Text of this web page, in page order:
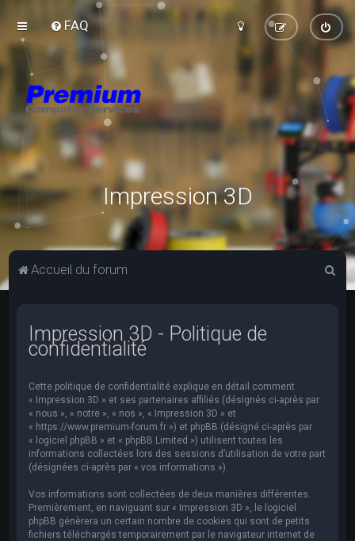
FAQ
Impression 3D
Accueil du forum
Impression 3D - Politique de
confidentialité
Cette politique de confidentialité explique en détail comment
« Impression 3D » et ses partenaires affiliés (désignés ci-après par
« nous », « notre », « nos », « Impression 3D » et
« https://www.premium-forum.fr ») et phpBB (désigné ci-après par
« logiciel phpBB » et « phpBB Limited ») utilisent toutes les
informations collectées lors des sessions d’utilisation de votre part
(désignées ci-après par « vos informations »).
Vos informations sont collectées de deux manières différentes.
Premièrement, en naviguant sur « Impression 3D », le logiciel
phpBB génèrera un certain nombre de cookies qui sont de petits
fichiers téléchargés temporairement par le navigateur internet de